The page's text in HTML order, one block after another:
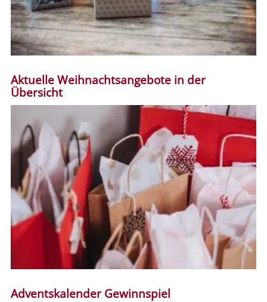
Aktuelle Weihnachtsangebote in der
Übersicht
Adventskalender Gewinnspiel